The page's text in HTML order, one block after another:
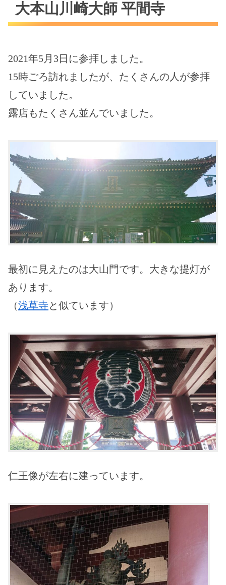
大本山川崎大師 平間寺
2021年5月3日に参拝しました。
15時ごろ訪れましたが、たくさんの人が参拝
していました。
露店もたくさん並んでいました。
最初に見えたのは大山門です。大きな提灯が
あります。
（浅草寺と似ています）
仁王像が左右に建っています。